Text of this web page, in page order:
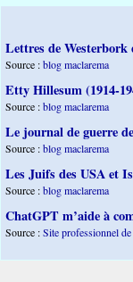
Lettres de
Source :blog maclarema
Etty Hillesum (1914-
Source :blog maclarema
Le journal de guerre
Source :blog maclarema
Les Juifs des USA et
Source :blog maclarema
ChatGPT m’aide à
Source :Site professionnel